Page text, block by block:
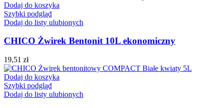
Dodaj do koszyka
Szybki podgląd
Dodaj do listy ulubionych
CHICO Żwirek Bentonit 10L ekonomiczny
19,51 zł
Dodaj do koszyka
Szybki podgląd
Dodaj do listy ulubionych